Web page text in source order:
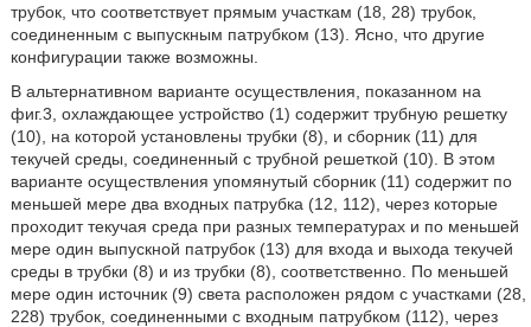
трубок, что соответствует прямым участкам (18, 28) трубок,
соединенным с выпускным патрубком (13). Ясно, что другие
конфигурации также возможны.
В альтернативном варианте осуществления, показанном на
фиг.3, охлаждающее устройство (1) содержит трубную решетку
(10), на которой установлены трубки (8), и сборник (11) для
текучей среды, соединенный с трубной решеткой (10). В этом
варианте осуществления упомянутый сборник (11) содержит по
меньшей мере два входных патрубка (12, 112), через которые
проходит текучая среда при разных температурах и по меньшей
мере один выпускной патрубок (13) для входа и выхода текучей
среды в трубки (8) и из трубки (8), соответственно. По меньшей
мере один источник (9) света расположен рядом с участками (28,
228) трубок, соединенными с входным патрубком (112), через